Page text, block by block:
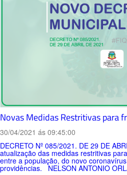
Novas Medidas Restritivas para
30/04/2021 ás 09:45:00
DECRETO Nº 085/2021. DE 29 DE
atualização das medidas restritivas
entre a população, do novo
providências. NELSON ANTONIO